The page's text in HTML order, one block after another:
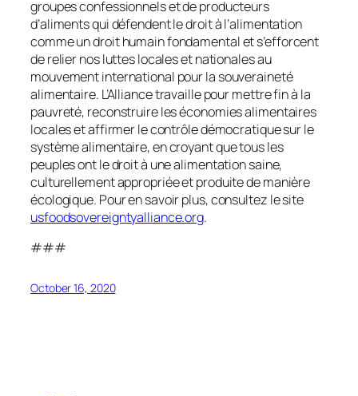
groupes confessionnels et de producteurs
d’aliments qui défendent le droit à l’alimentation
comme un droit humain fondamental et s’efforcent
de relier nos luttes locales et nationales au
mouvement international pour la souveraineté
alimentaire. L’Alliance travaille pour mettre fin à la
pauvreté, reconstruire les économies alimentaires
locales et affirmer le contrôle démocratique sur le
système alimentaire, en croyant que tous les
peuples ont le droit à une alimentation saine,
culturellement appropriée et produite de manière
écologique. Pour en savoir plus, consultez le site
usfoodsovereigntyalliance.org.
###
October 16, 2020